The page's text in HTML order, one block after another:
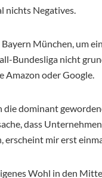
nichts Negatives.
Bayern München, um
Bundesliga nicht
Amazon oder Google.
die dominant
dass
erscheint mir erst
Wohl in den